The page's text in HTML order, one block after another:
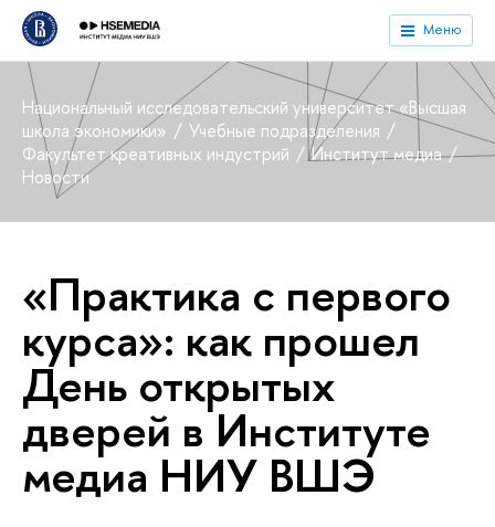
Меню
Национальный исследовательский университет «Высшая
школа экономики»
Учебные подразделения
Факультет креативных индустрий
Институт медиа
Новости
«Практика с первого
курса»: как прошел
День открытых
дверей в Институте
медиа НИУ ВШЭ